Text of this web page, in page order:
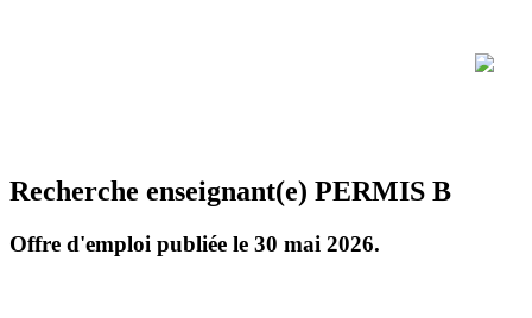
Recherche enseignant(e) PERMIS B
Offre d'emploi publiée le 30 mai 2026.